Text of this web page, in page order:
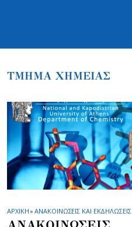
ΤΜΗΜΑ ΧΗΜΕΙΑΣ
ΑΡΧΙΚΗ» ΑΝΑΚΟΙΝΩΣΕΙΣ ΚΑΙ ΕΚΔΗΛΩΣΕΙΣ